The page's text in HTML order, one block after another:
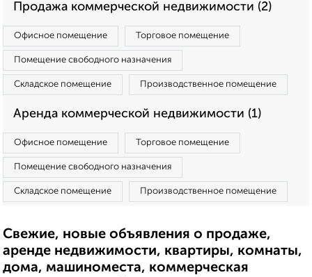
Продажа коммерческой недвижимости (2)
Офисное помещение Торговое помещение
Помещение свободного назначения
Складское помещение Производственное помещение
Аренда коммерческой недвижимости (1)
Офисное помещение Торговое помещение
Помещение свободного назначения
Складское помещение Производственное помещение
Свежие, новые объявления о продаже,
аренде недвижимости, квартиры, комнаты,
дома, машиноместа, коммерческая